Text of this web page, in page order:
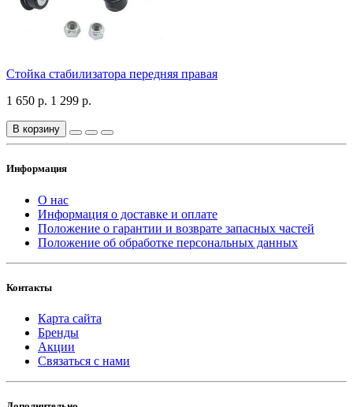
Стойка стабилизатора передняя правая
1 650 р. 1 299 р.
В корзину
Информация
О нас
Информация о доставке и оплате
Положение о гарантии и возврате запасных частей
Положение об обработке персональных данных
Контакты
Карта сайта
Бренды
Акции
Связаться с нами